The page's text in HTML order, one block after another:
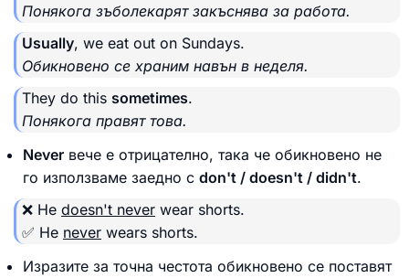
Понякога зъболекарят закъснява за работа.
Usually, we eat out on Sundays.
Обикновено се храним навън в неделя.
They do this sometimes.
Понякога правят това.
Never вече е отрицателно, така че обикновено не
го използваме заедно с don't / doesn't / didn't.
❌ He doesn't never wear shorts.
✅ He never wears shorts.
Изразите за точна честота обикновено се поставят